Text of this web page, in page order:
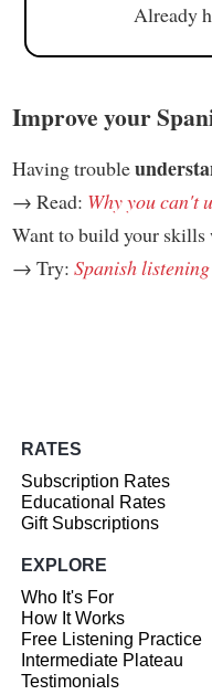
Already
Improve your
Having trouble
→ Read: Why you can't
Want to build your skills
→ Try: Spanish
RATES
Subscription Rates
Educational Rates
Gift Subscriptions
EXPLORE
Who It's For
How It Works
Free Listening Practice
Intermediate Plateau
Testimonials